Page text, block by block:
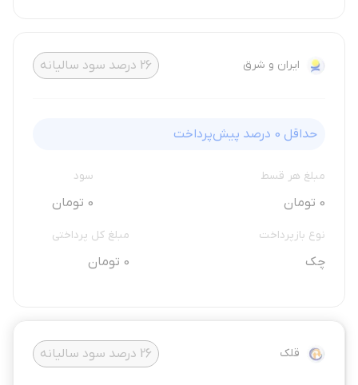
ایران و شرق 26 درصد سود سالیانه
حداقل 0 درصد پیش‌پرداخت
مبلغ هر قسط
0 تومان
سود
0 تومان
نوع بازپرداخت
چک
مبلغ کل پرداختی
0 تومان
قلک 26 درصد سود سالیانه